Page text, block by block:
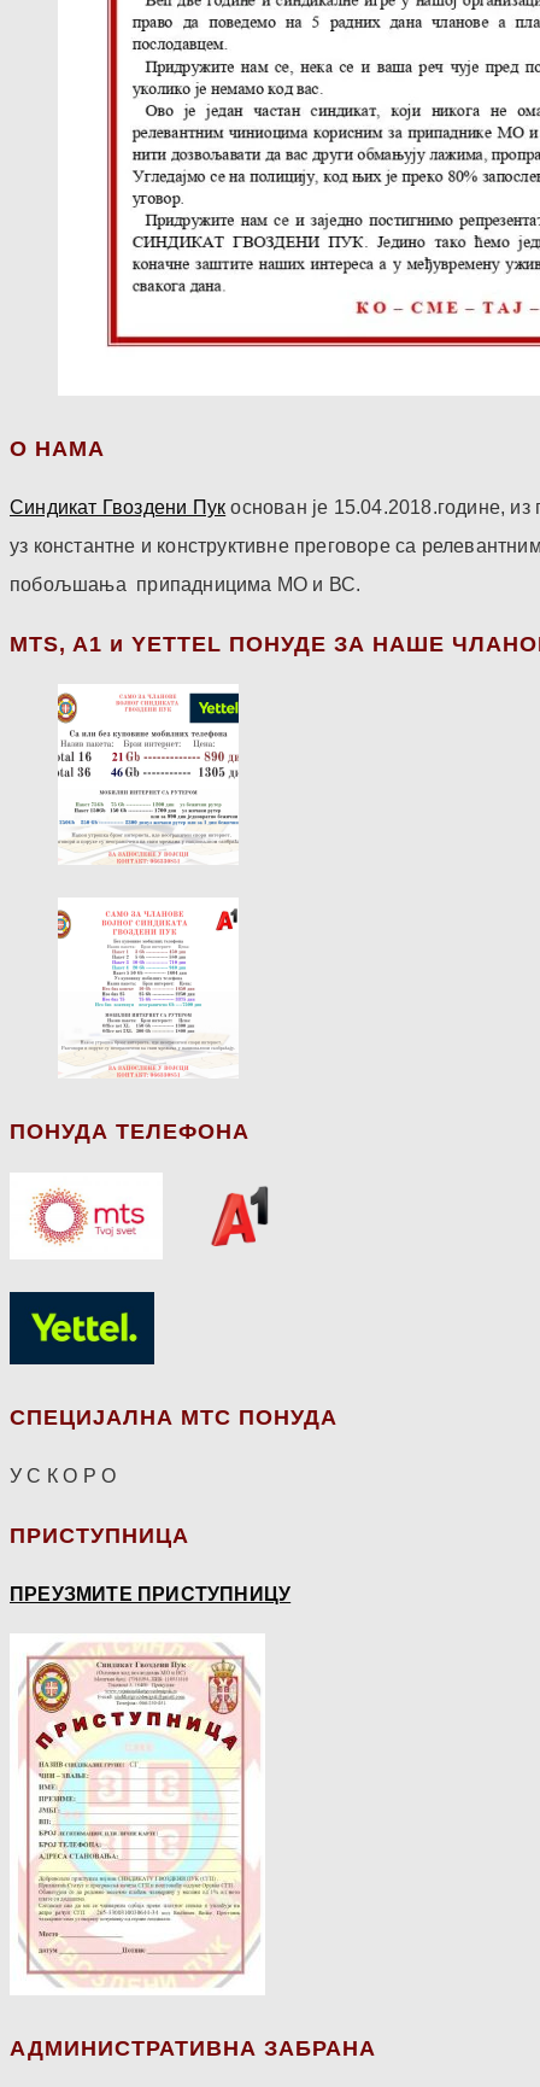
О НАМА
Синдикат Гвоздени Пук основан је 15.04.2018.године,
уз константне и конструктивне преговоре са
побољшања припадницима МО и ВС.
МТS, A1 и YETTEL ПОНУДЕ ЗА НАШЕ
ПОНУДА ТЕЛЕФОНА
СПЕЦИЈАЛНА МТС ПОНУДА
У С К О Р О
ПРИСТУПНИЦА
ПРЕУЗМИТЕ ПРИСТУПНИЦУ
АДМИНИСТРАТИВНА ЗАБРАНА